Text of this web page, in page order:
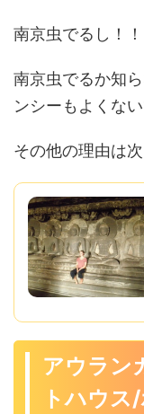
南京虫でるし！！
南京虫でるか知
ンシーもよくない
その他の理由は
アウラン
トハウ